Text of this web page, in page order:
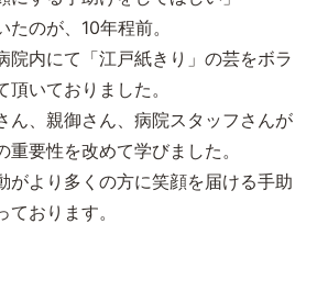
のが、10年程前。
院内にて「江戸紙きり」の芸をボラ
いておりました。
、親御さん、病院スタッフさんが
要性を改めて学びました。
より多くの方に笑顔を届ける手助
おります。